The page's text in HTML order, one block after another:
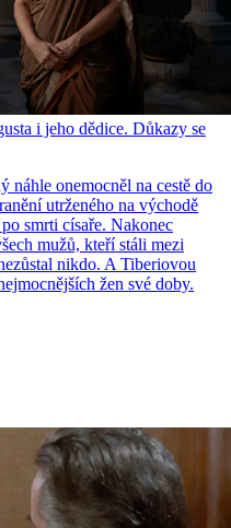
i jeho dědice. Důkazy se
náhle onemocněl na cestě do
utrženého na východě
smrti císaře. Nakonec
mužů, kteří stáli mezi
nikdo. A Tiberiovou
žen své doby.